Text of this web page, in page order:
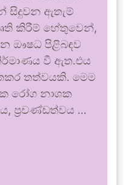
සිදුවන ඇතැම්
කිරීම් හේතුවෙන්,
ඖෂධ පිළිබඳව
වී ඇත.එය
තත්වයකි. මෙම
රෝග නාශක
ප්‍රචණ්ඩත්වය …